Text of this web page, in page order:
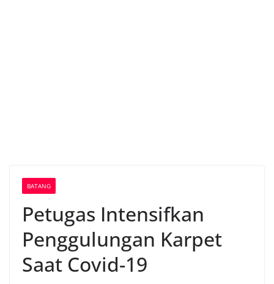
BATANG
Petugas Intensifkan
Penggulungan Karpet
Saat Covid-19